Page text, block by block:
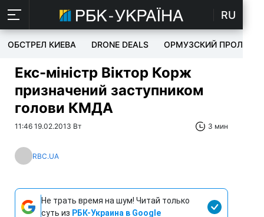
RU
ОБСТРЕЛ КИЕВА DRONE DEALS ОРМУЗСКИЙ ПРОЛИВ
Екс-міністр Віктор Корж
призначений заступником
голови КМДА
11:46 19.02.2013 Вт 3 мин
RBC.UA
Не трать время на шум! Читай только
суть из РБК-Украина в Google